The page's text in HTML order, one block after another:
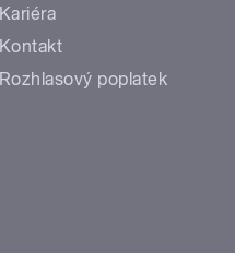
Kariéra
Kontakt
Rozhlasový poplatek